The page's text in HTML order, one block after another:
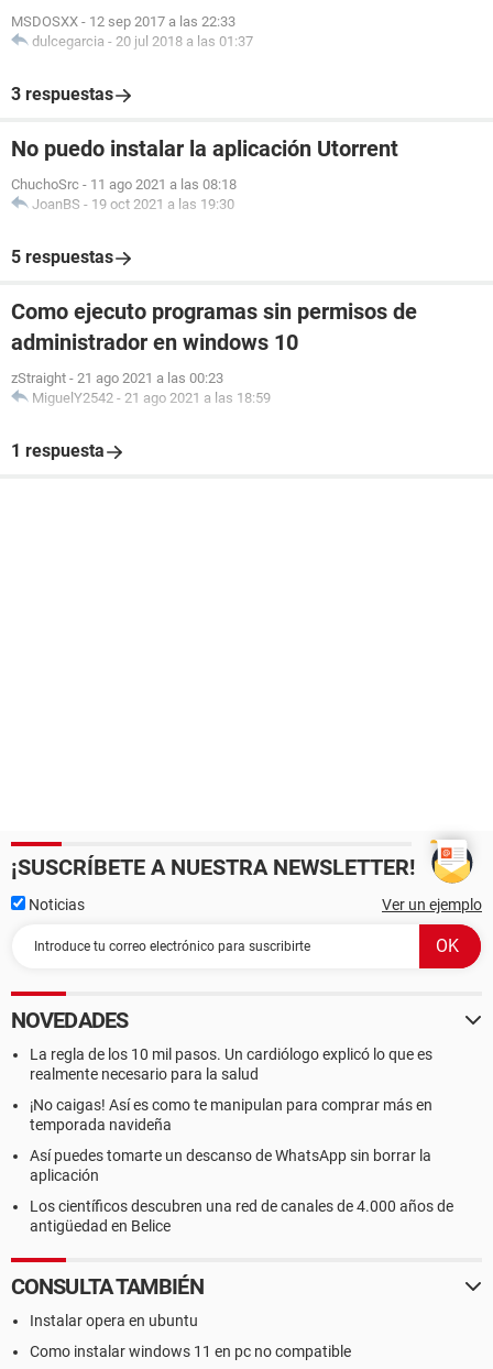
MSDOSXX - 12 sep 2017 a las 22:33
dulcegarcia - 20 jul 2018 a las 01:37
3 respuestas
No puedo instalar la aplicación Utorrent
ChuchoSrc - 11 ago 2021 a las 08:18
JoanBS - 19 oct 2021 a las 19:30
5 respuestas
Como ejecuto programas sin permisos de
administrador en windows 10
zStraight - 21 ago 2021 a las 00:23
MiguelY2542 - 21 ago 2021 a las 18:59
1 respuesta
¡SUSCRÍBETE A NUESTRA NEWSLETTER!
Noticias Ver un ejemplo
NOVEDADES
La regla de los 10 mil pasos. Un cardiólogo explicó lo que es
realmente necesario para la salud
¡No caigas! Así es como te manipulan para comprar más en
temporada navideña
Así puedes tomarte un descanso de WhatsApp sin borrar la
aplicación
Los científicos descubren una red de canales de 4.000 años de
antigüedad en Belice
CONSULTA TAMBIÉN
Instalar opera en ubuntu
Como instalar windows 11 en pc no compatible